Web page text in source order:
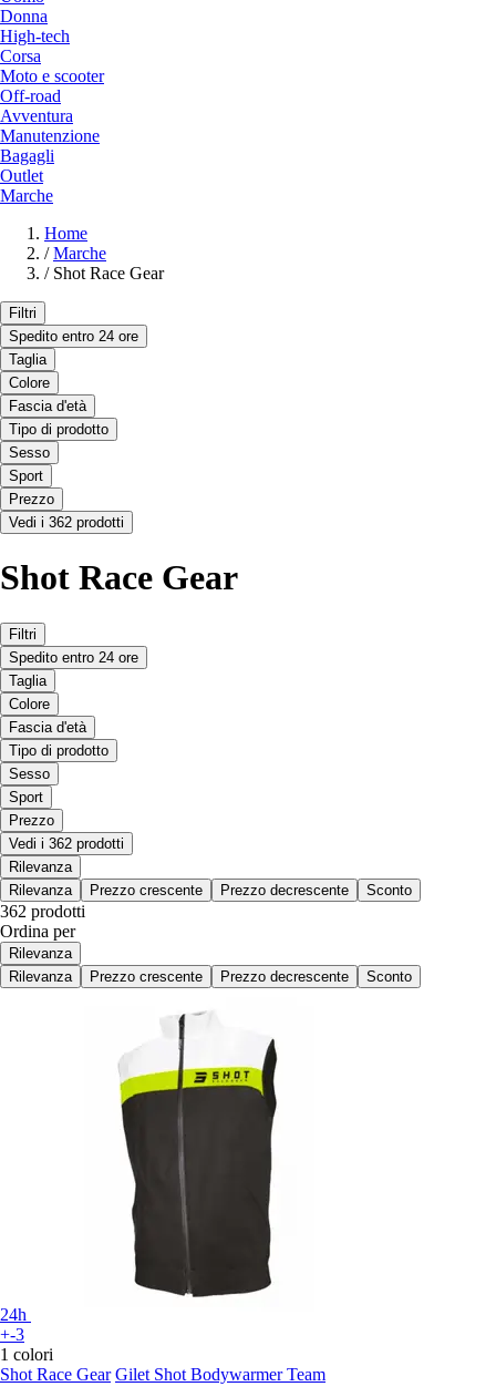
Donna
High-tech
Corsa
Moto e scooter
Off-road
Avventura
Manutenzione
Bagagli
Outlet
Marche
Home
/ Marche
/ Shot Race Gear
Filtri
Spedito entro 24 ore
Taglia
Colore
Fascia d'età
Tipo di prodotto
Sesso
Sport
Prezzo
Vedi i 362 prodotti
Shot Race Gear
Filtri
Spedito entro 24 ore
Taglia
Colore
Fascia d'età
Tipo di prodotto
Sesso
Sport
Prezzo
Vedi i 362 prodotti
Rilevanza
Rilevanza
Prezzo crescente Prezzo decrescente Sconto
362 prodotti
Ordina per
Rilevanza
Rilevanza
Prezzo crescente Prezzo decrescente Sconto
24h
+-3
1 colori
Shot Race Gear Gilet Shot Bodywarmer Team